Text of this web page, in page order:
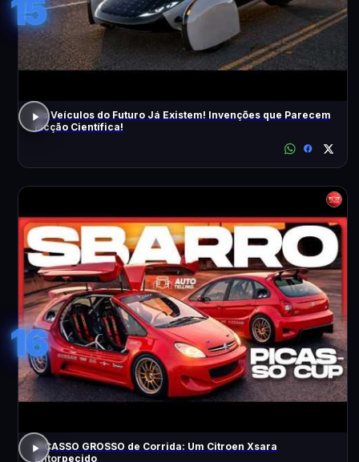
15
Os Veículos do Futuro Já Existem! Invenções que Parecem
Ficção Científica!
16
PICASSO GROSSO de Corrida: Um Citroen Xsara
Entorpecido